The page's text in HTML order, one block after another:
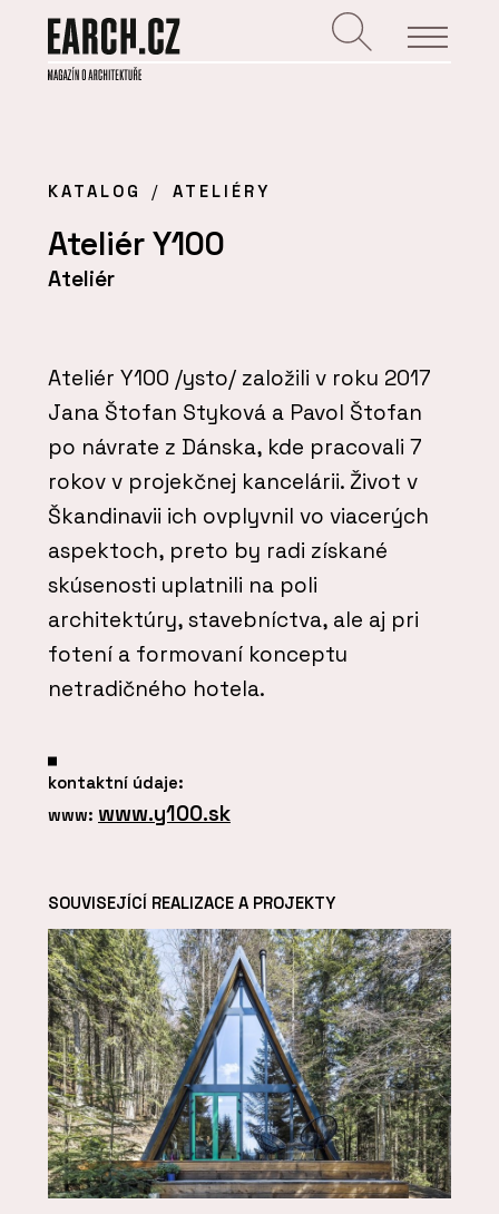
KATALOG ATELIÉRY
Ateliér Y100
Ateliér
Ateliér Y100 /ysto/ založili v roku 2017
Jana Štofan Styková a Pavol Štofan
po návrate z Dánska, kde pracovali 7
rokov v projekčnej kancelárii. Život v
Škandinavii ich ovplyvnil vo viacerých
aspektoch, preto by radi získané
skúsenosti uplatnili na poli
architektúry, stavebníctva, ale aj pri
fotení a formovaní konceptu
netradičného hotela.
kontaktní údaje:
www: www.y100.sk
SOUVISEJÍCÍ REALIZACE A PROJEKTY